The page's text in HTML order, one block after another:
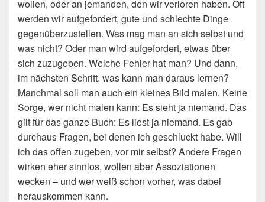
wollen, oder an jemanden, den wir verloren haben. Oft
werden wir aufgefordert, gute und schlechte Dinge
gegenüberzustellen. Was mag man an sich selbst und
was nicht? Oder man wird aufgefordert, etwas über
sich zuzugeben. Welche Fehler hat man? Und dann,
im nächsten Schritt, was kann man daraus lernen?
Manchmal soll man auch ein kleines Bild malen. Keine
Sorge, wer nicht malen kann: Es sieht ja niemand. Das
gilt für das ganze Buch: Es liest ja niemand. Es gab
durchaus Fragen, bei denen ich geschluckt habe. Will
ich das offen zugeben, vor mir selbst? Andere Fragen
wirken eher sinnlos, wollen aber Assoziationen
wecken – und wer weiß schon vorher, was dabei
herauskommen kann.